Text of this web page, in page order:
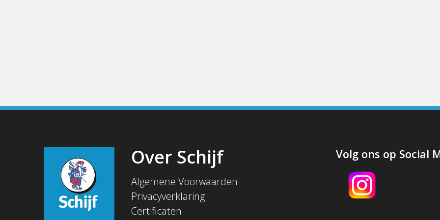
Over Schijf
Algemene Voorwaarden
Privacyverklaring
Certificaten
Volg ons op Social